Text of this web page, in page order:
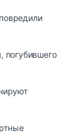
погубившего